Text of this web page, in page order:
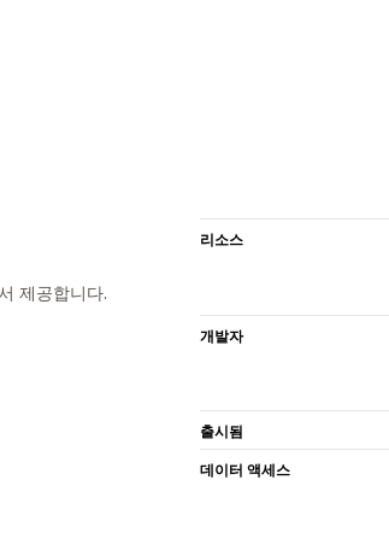
제공합니다.
리소스
개발자
출시됨
데이터 액세스